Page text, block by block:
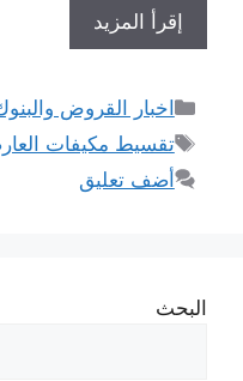
إقرأ المزيد
التصنيفات
اخبار القروض
الوسوم
تقسيط مكيفات
أضف تعليق
البحث